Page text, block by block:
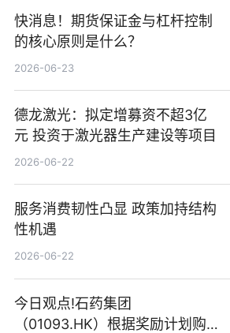
快消息！期货保证金与杠杆控制
的核心原则是什么？
2026-06-23
德龙激光：拟定增募资不超3亿
元 投资于激光器生产建设等项目
2026-06-22
服务消费韧性凸显 政策加持结构
性机遇
2026-06-22
今日观点!石药集团
（01093.HK）根据奖励计划购